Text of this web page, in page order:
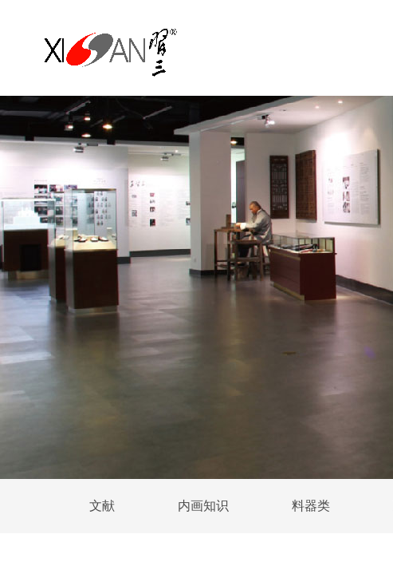
文献 内画知识 料器类